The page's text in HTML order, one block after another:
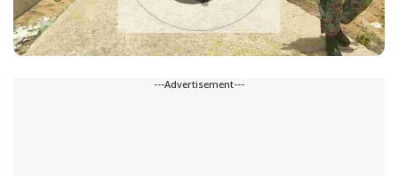
---Advertisement---